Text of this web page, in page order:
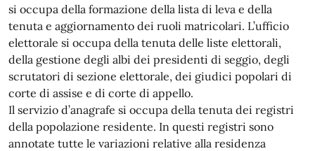
si occupa della formazione della lista di leva e della
tenuta e aggiornamento dei ruoli matricolari. L’ufficio
elettorale si occupa della tenuta delle liste elettorali,
della gestione degli albi dei presidenti di seggio, degli
scrutatori di sezione elettorale, dei giudici popolari di
corte di assise e di corte di appello.
Il servizio d’anagrafe si occupa della tenuta dei registri
della popolazione residente. In questi registri sono
annotate tutte le variazioni relative alla residenza